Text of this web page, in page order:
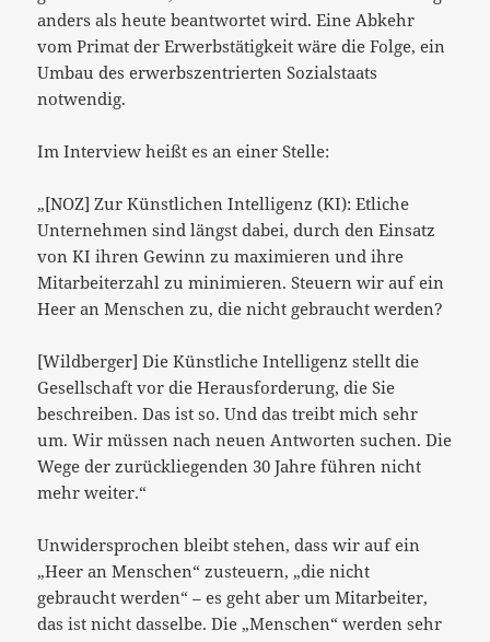
anders als heute beantwortet wird. Eine Abkehr
vom Primat der Erwerbstätigkeit wäre die Folge, ein
Umbau des erwerbszentrierten Sozialstaats
notwendig.
Im Interview heißt es an einer Stelle:
„[NOZ] Zur Künstlichen Intelligenz (KI): Etliche
Unternehmen sind längst dabei, durch den Einsatz
von KI ihren Gewinn zu maximieren und ihre
Mitarbeiterzahl zu minimieren. Steuern wir auf ein
Heer an Menschen zu, die nicht gebraucht werden?
[Wildberger] Die Künstliche Intelligenz stellt die
Gesellschaft vor die Herausforderung, die Sie
beschreiben. Das ist so. Und das treibt mich sehr
um. Wir müssen nach neuen Antworten suchen. Die
Wege der zurückliegenden 30 Jahre führen nicht
mehr weiter.“
Unwidersprochen bleibt stehen, dass wir auf ein
„Heer an Menschen“ zusteuern, „die nicht
gebraucht werden“ – es geht aber um Mitarbeiter,
das ist nicht dasselbe. Die „Menschen“ werden sehr